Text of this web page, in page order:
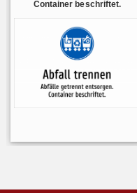
Container beschriftet.